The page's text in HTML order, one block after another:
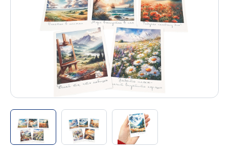
Новинки
+7 (495) 680-44-95 /
+7 (495) 680-92-00
.
Написать нам в Телеграм
+7 (925) 294-91-85
,
в MAX
+7 (926) 702-09-76